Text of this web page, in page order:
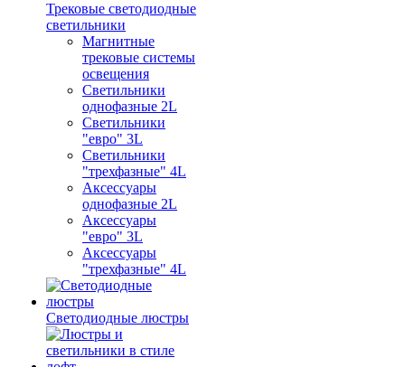
Трековые светодиодные
светильники
Магнитные
трековые системы
освещения
Светильники
однофазные 2L
Светильники
"евро" 3L
Светильники
"трехфазные" 4L
Аксессуары
однофазные 2L
Аксессуары
"евро" 3L
Аксессуары
"трехфазные" 4L
Светодиодные люстры